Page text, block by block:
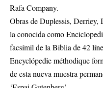
Rafa Company.
Obras de Duplessis, Derriey,
la conocida como
facsímil de la Biblia de 42
Encyclópedie méthodique
de esta nueva muestra